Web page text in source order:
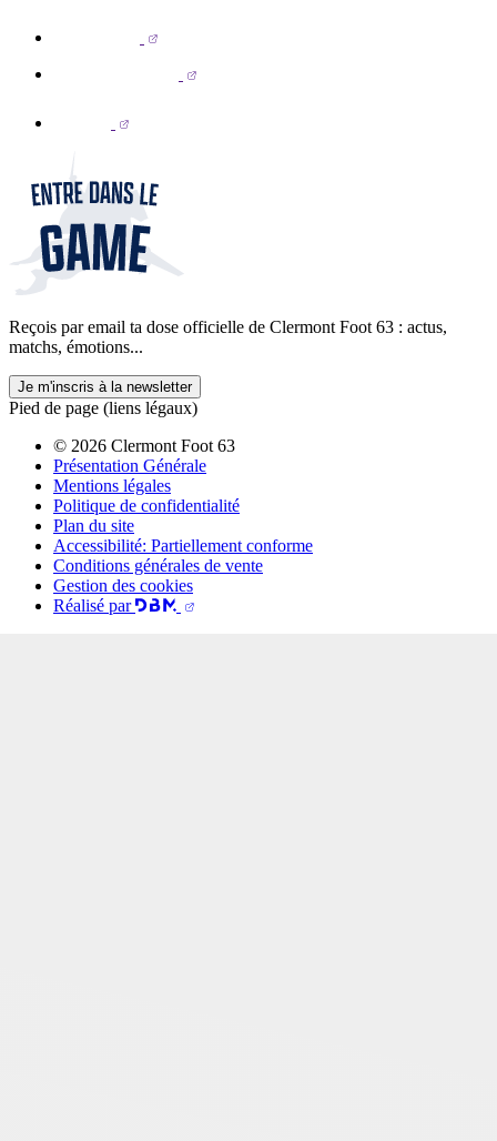
Reçois par email ta dose officielle de Clermont Foot 63 : actus,
matchs, émotions...
Je m'inscris à la newsletter
Pied de page (liens légaux)
© 2026 Clermont Foot 63
Présentation Générale
Mentions légales
Politique de confidentialité
Plan du site
Accessibilité: Partiellement conforme
Conditions générales de vente
Gestion des cookies
Réalisé par